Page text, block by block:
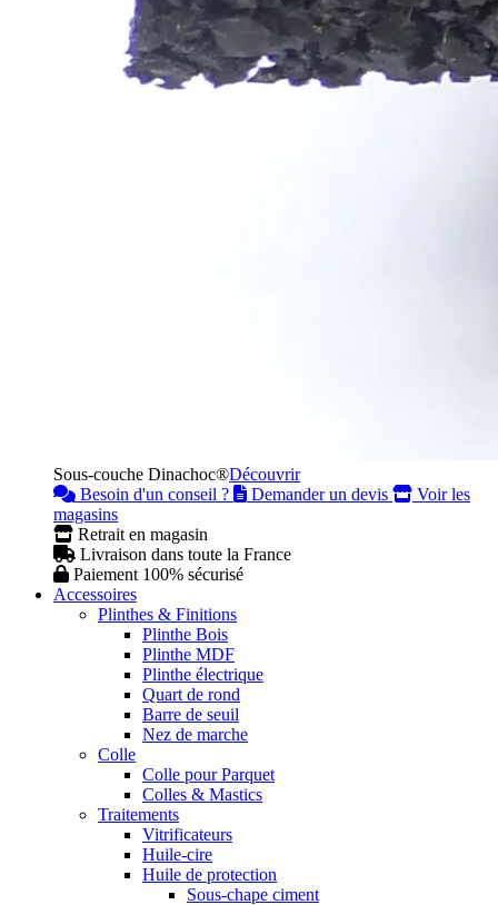
Sous-couche Dinachoc®Découvrir
Besoin d'un conseil ?
Demander un devis
Voir les
magasins
Retrait en magasin
Livraison dans toute la France
Paiement 100% sécurisé
Accessoires
Plinthes & Finitions
Plinthe Bois
Plinthe MDF
Plinthe électrique
Quart de rond
Barre de seuil
Nez de marche
Colle
Colle pour Parquet
Colles & Mastics
Traitements
Vitrificateurs
Huile-cire
Huile de protection
Sous-chape ciment